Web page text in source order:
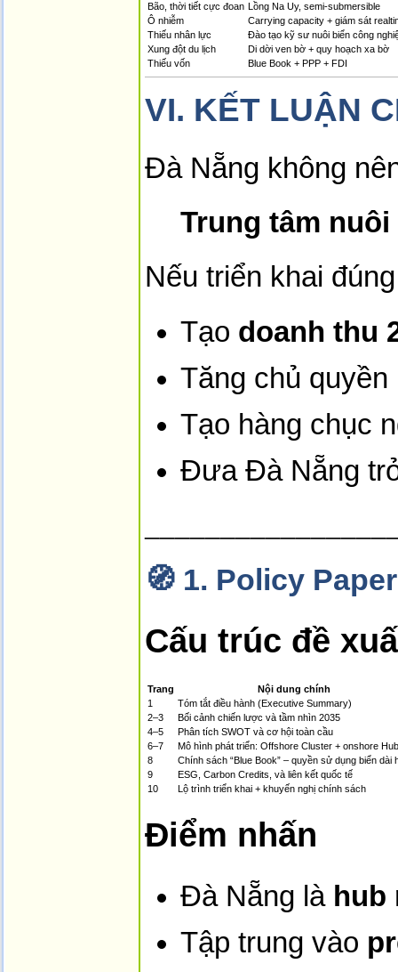
Bão, thời tiết cực đoan Lồng Na Uy, semi-submersible
Ô nhiễm
Carrying capacity + giám sát
Thiếu nhân lực
Đào tạo kỹ sư nuôi biển công
Xung đột du lịch
Di dời ven bờ + quy hoạch xa bờ
Thiếu vốn
Blue Book + PPP + FDI
VI. KẾT LUẬN
Đà Nẵng không
Trung tâm
Nếu triển khai
Tạo doanh thu
Tăng chủ quyền
Tạo hàng chục
Đưa Đà Nẵng
🧭 1. Policy
Cấu trúc đề
Trang
Nội dung chính
1
Tóm tắt điều hành (Executive Summary)
2–3
Bối cảnh chiến lược và tầm nhìn 2035
4–5
Phân tích SWOT và cơ hội toàn cầu
6–7
Mô hình phát triển: Offshore Cluster + o­nshore Hub
8
Chính sách “Blue Book” – quyền sử dụng biển dài
9
ESG, Carbon Credits, và liên kết quốc tế
10
Lộ trình triển khai + khuyến nghị chính sách
Điểm nhấn
Đà Nẵng là hub
Tập trung vào